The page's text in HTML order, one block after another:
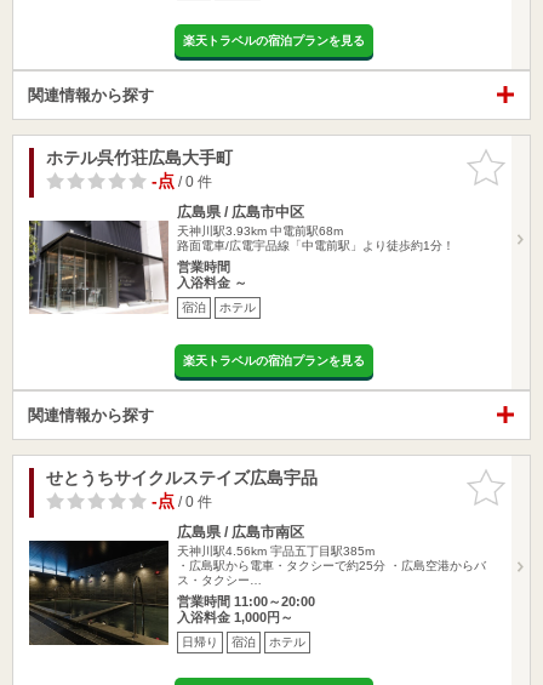
楽天トラベルの宿泊プランを見る
関連情報から探す
お気に入
りに追加
ホテル呉竹荘広島大手町
-点/ 0 件
広島県 / 広島市中区
天神川駅3.93km 中電前駅68m
路面電車/広電宇品線「中電前駅」より徒歩約1分！
営業時間
入浴料金 ～
宿泊 ホテル
楽天トラベルの宿泊プランを見る
関連情報から探す
お気に入
りに追加
せとうちサイクルステイズ広島宇品
-点/ 0 件
広島県 / 広島市南区
天神川駅4.56km 宇品五丁目駅385m
・広島駅から電車・タクシーで約25分 ・広島空港からバ
ス・タクシー…
営業時間 11:00～20:00
入浴料金 1,000円～
日帰り 宿泊 ホテル